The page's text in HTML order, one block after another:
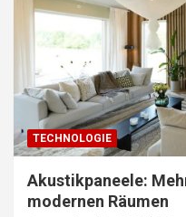
TECHNOLOGIE
Akustikpaneele:
modernen Räumen